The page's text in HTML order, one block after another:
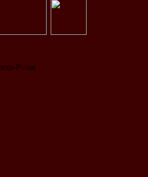
Poisat